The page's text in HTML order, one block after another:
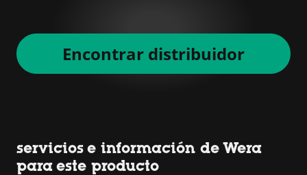
Encontrar distribuidor
servicios e información de Wera
para este producto